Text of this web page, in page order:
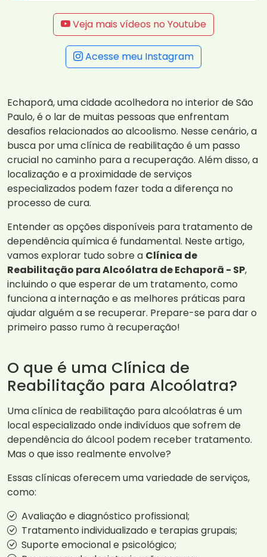
Veja mais vídeos no Youtube
Acesse meu Instagram
Echaporã, uma cidade acolhedora no interior de São
Paulo, é o lar de muitas pessoas que enfrentam
desafios relacionados ao alcoolismo. Nesse cenário, a
busca por uma clínica de reabilitação é um passo
crucial no caminho para a recuperação. Além disso, a
localização e a proximidade de serviços
especializados podem fazer toda a diferença no
processo de cura.
Entender as opções disponíveis para tratamento de
dependência química é fundamental. Neste artigo,
vamos explorar tudo sobre a Clínica de
Reabilitação para Alcoólatra de Echaporã - SP,
incluindo o que esperar de um tratamento, como
funciona a internação e as melhores práticas para
ajudar alguém a se recuperar. Prepare-se para dar o
primeiro passo rumo à recuperação!
O que é uma Clínica de
Reabilitação para Alcoólatra?
Uma clínica de reabilitação para alcoólatras é um
local especializado onde indivíduos que sofrem de
dependência do álcool podem receber tratamento.
Mas o que isso realmente envolve?
Essas clínicas oferecem uma variedade de serviços,
como:
Avaliação e diagnóstico profissional;
Tratamento individualizado e terapias grupais;
Suporte emocional e psicológico;